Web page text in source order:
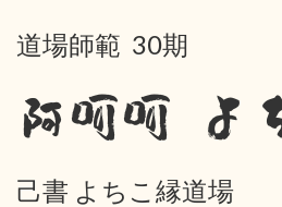
道場師範 30期
阿呵呵 よ
己書 よちこ縁道場